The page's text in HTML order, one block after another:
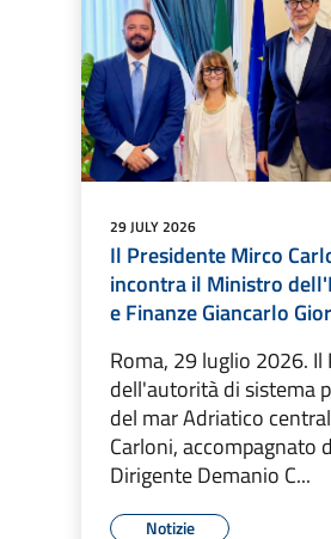
29 JULY 2026
Il Presidente Mirco
incontra il Ministro
e Finanze Giancarlo
Roma, 29 luglio 2026.
dell'autorità di sistema
del mar Adriatico
Carloni, accompagnato
Dirigente Demanio C...
Notizie